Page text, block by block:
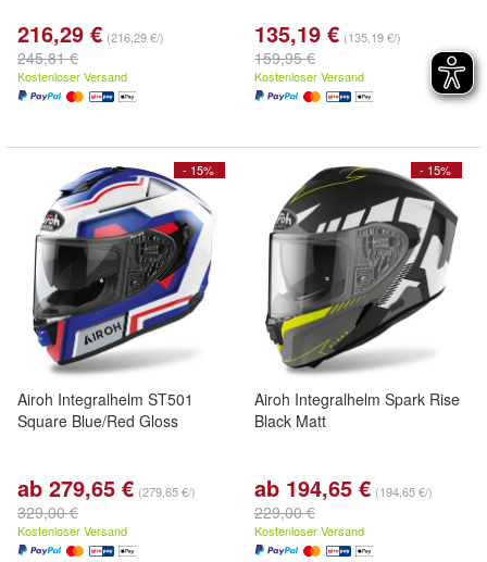
216,29 € (216,29 €/)
245,81 €
Kostenloser Versand
135,19 € (135,19 €/)
159,95 €
Kostenloser Versand
- 15%
Airoh Integralhelm ST501
Square Blue/Red Gloss
ab 279,65 € (279,65 €/)
329,00 €
Kostenloser Versand
- 15%
Airoh Integralhelm Spark Rise
Black Matt
ab 194,65 € (194,65 €/)
229,00 €
Kostenloser Versand